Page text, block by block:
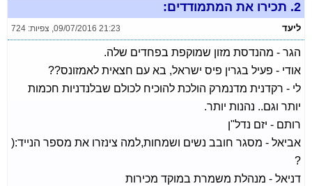
2. תכירו את המתמודדים:
ליעד 09/07/2016 21:23
, צפיות: 724
הגר - מהנדסת מזון שמוקפת בפחדים שלה.
אודי - פעיל בגרין פיס ישראל, בא עם חצאית לאמזונס??
לי - רקדנית מדנמרק הולכת להוכיח לכולם שבלנדניות חכמות
יותר וגם.. נהנות יותר.
רותם - יזם נדל"ן
אביאל - מסגר חובב נשים ושמחות,למה צינזרו את מספר הנייד:(
?
דניאל - מנהלת משמרת במוקד מכירות